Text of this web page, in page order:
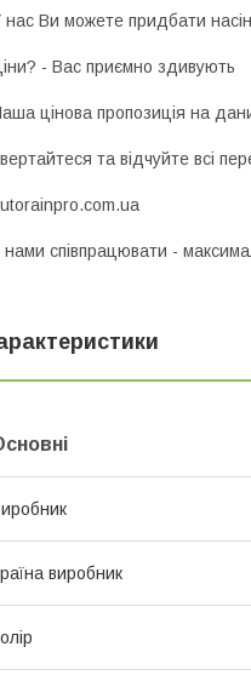
наc Ви можете придбати
- Вас приємно здивують
цінова пропозиція на
та відчуйте всі
нами співпрацювати -
виробник